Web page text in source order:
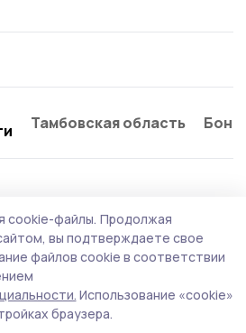
Тамбовская область
cookie-файлы. Продолжая
вы подтверждаете свое
файлов cookie в соответствии
Использование «cookie»
браузера.